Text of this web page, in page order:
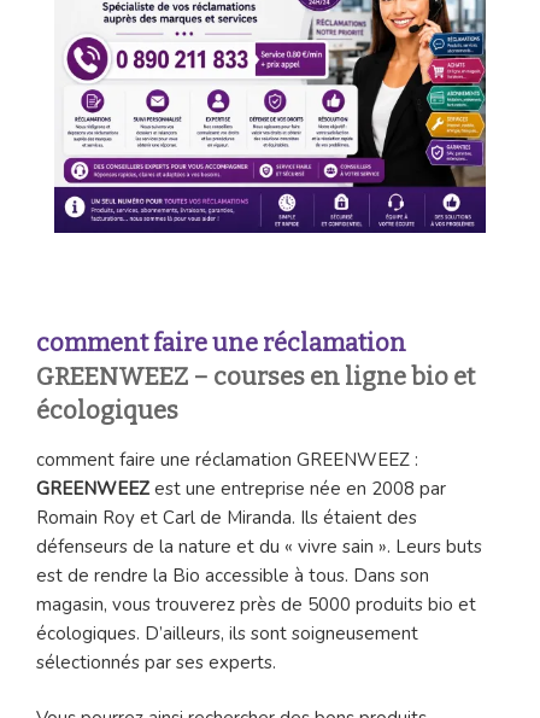
comment faire une réclamation
GREENWEEZ – courses en ligne bio et
écologiques
comment faire une réclamation GREENWEEZ :
GREENWEEZ est une entreprise née en 2008 par
Romain Roy et Carl de Miranda. Ils étaient des
défenseurs de la nature et du « vivre sain ». Leurs buts
est de rendre la Bio accessible à tous. Dans son
magasin, vous trouverez près de 5000 produits bio et
écologiques. D’ailleurs, ils sont soigneusement
sélectionnés par ses experts.